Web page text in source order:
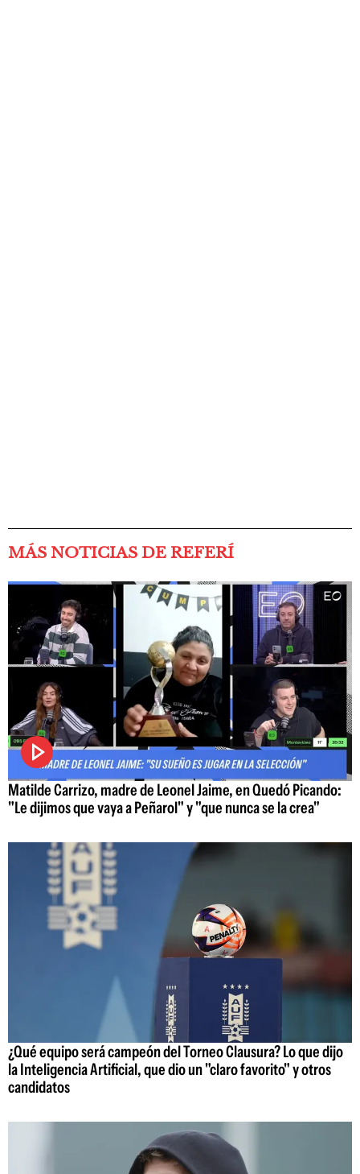
MÁS NOTICIAS DE REFERÍ
Matilde Carrizo, madre de Leonel Jaime, en Quedó Picando:
"Le dijimos que vaya a Peñarol" y "que nunca se la crea"
¿Qué equipo será campeón del Torneo Clausura? Lo que dijo
la Inteligencia Artificial, que dio un "claro favorito" y otros
candidatos